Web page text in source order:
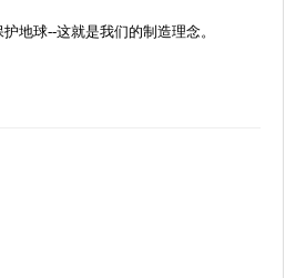
地球--这就是我们的制造理念。